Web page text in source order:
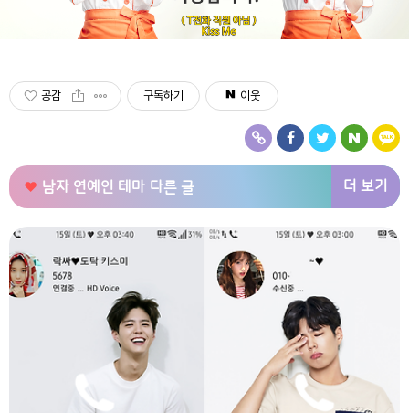
공감 구독하기 이웃
남자 연예인 테마 다른 글 더 보기